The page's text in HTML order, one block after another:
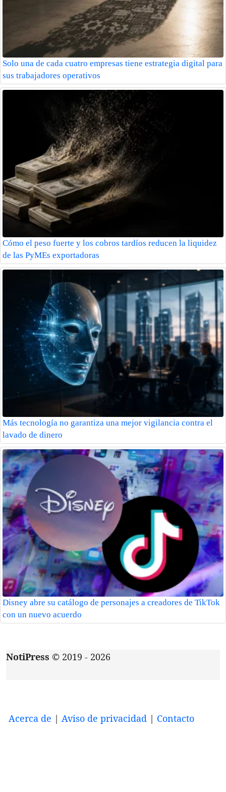
Solo una de cada cuatro empresas tiene estrategia digital para
sus trabajadores operativos
Cómo el peso fuerte y los cobros tardíos reducen la liquidez
de las PyMEs exportadoras
Más tecnología no garantiza una mejor vigilancia contra el
lavado de dinero
Disney abre su catálogo de personajes a creadores de TikTok
con un nuevo acuerdo
NotiPress © 2019 - 2026
Acerca de | Aviso de privacidad | Contacto